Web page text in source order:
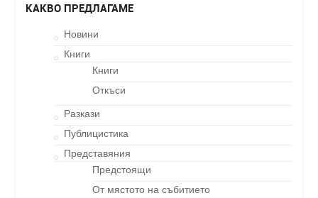
КАКВО ПРЕДЛАГАМЕ
Новини
Книги
Книги
Откъси
Разкази
Публицистика
Представяния
Предстоящи
От мястото на събитието